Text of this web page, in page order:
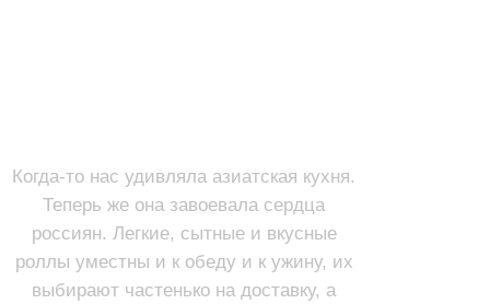
Когда-то нас удивляла азиатская кухня.
Теперь же она завоевала сердца
россиян. Легкие, сытные и вкусные
роллы уместны и к обеду и к ужину, их
выбирают частенько на доставку, а